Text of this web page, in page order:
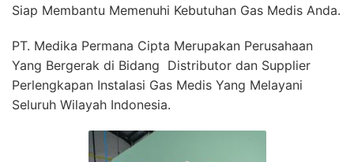
Siap Membantu Memenuhi Kebutuhan Gas Medis Anda.
PT. Medika Permana Cipta Merupakan Perusahaan
Yang Bergerak di Bidang Distributor dan Supplier
Perlengkapan Instalasi Gas Medis Yang Melayani
Seluruh Wilayah Indonesia.